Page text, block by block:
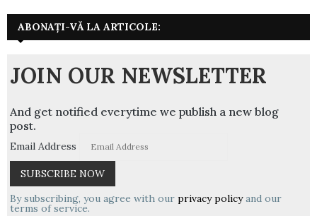
ABONAȚI-VĂ LA ARTICOLE:
JOIN OUR NEWSLETTER
And get notified everytime we publish a new blog
post.
Email Address
By subscribing, you agree with our privacy policyand our
terms of service.